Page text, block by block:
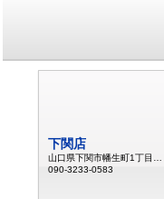
下関店
090-3233-0583